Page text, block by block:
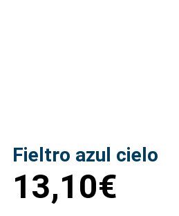
Fieltro azul cielo
13,10€